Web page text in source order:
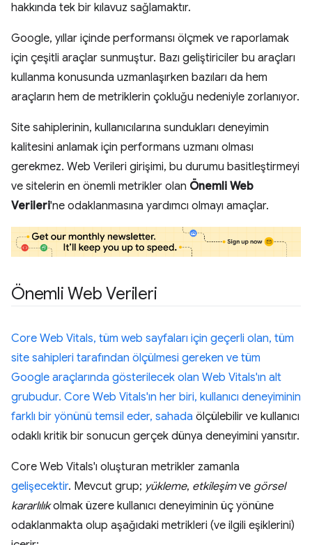
hakkında tek bir kılavuz sağlamaktır.
Google, yıllar içinde performansı ölçmek ve raporlamak
için çeşitli araçlar sunmuştur. Bazı geliştiriciler bu araçları
kullanma konusunda uzmanlaşırken bazıları da hem
araçların hem de metriklerin çokluğu nedeniyle zorlanıyor.
Site sahiplerinin, kullanıcılarına sundukları deneyimin
kalitesini anlamak için performans uzmanı olması
gerekmez. Web Verileri girişimi, bu durumu basitleştirmeyi
ve sitelerin en önemli metrikler olan Önemli Web
Verileri'ne odaklanmasına yardımcı olmayı amaçlar.
Önemli Web Verileri
Core Web Vitals, tüm web sayfaları için geçerli olan, tüm
site sahipleri tarafından ölçülmesi gereken ve tüm
Google araçlarında gösterilecek olan Web Vitals'ın alt
grubudur. Core Web Vitals'ın her biri, kullanıcı deneyiminin
farklı bir yönünü temsil eder, sahada ölçülebilir ve kullanıcı
odaklı kritik bir sonucun gerçek dünya deneyimini yansıtır.
Core Web Vitals'ı oluşturan metrikler zamanla
gelişecektir. Mevcut grup; yükleme, etkileşimve görsel
kararlılıkolmak üzere kullanıcı deneyiminin üç yönüne
odaklanmakta olup aşağıdaki metrikleri (ve ilgili eşiklerini)